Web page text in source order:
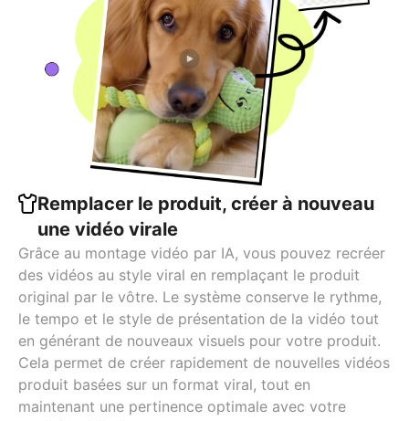
Remplacer le produit, créer à nouveau
une vidéo virale
Grâce au montage vidéo par IA, vous pouvez recréer
des vidéos au style viral en remplaçant le produit
original par le vôtre. Le système conserve le rythme,
le tempo et le style de présentation de la vidéo tout
en générant de nouveaux visuels pour votre produit.
Cela permet de créer rapidement de nouvelles vidéos
produit basées sur un format viral, tout en
maintenant une pertinence optimale avec votre